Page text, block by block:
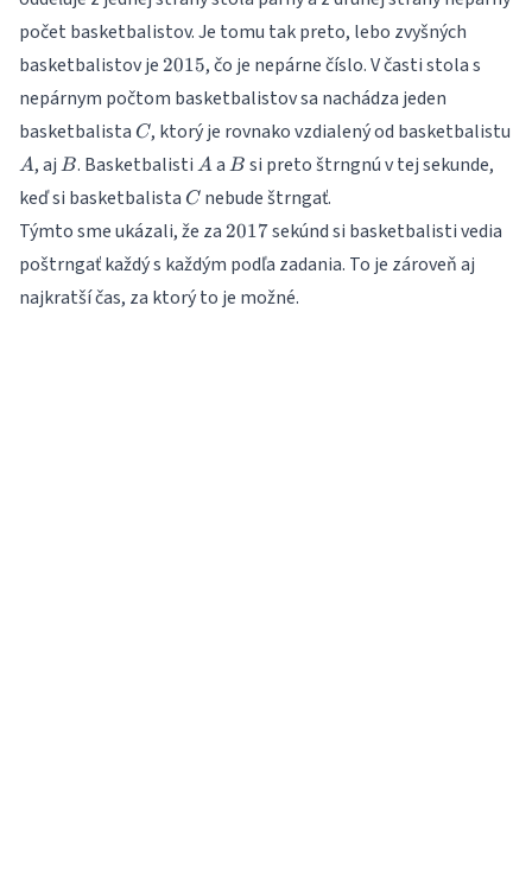
počet basketbalistov. Je tomu tak preto, lebo zvyšných
basketbalistov je 2015
2015, čo je nepárne číslo. V časti stola s
nepárnym počtom basketbalistov sa nachádza jeden
basketbalista C
C, ktorý je rovnako vzdialený od basketbalistu
A
A, aj B
B. Basketbalisti A
Aa B
B si preto štrngnú v tej sekunde,
keď si basketbalista C
C nebude štrngať.
Týmto sme ukázali, že za 2017
2017sekúnd si basketbalisti vedia
poštrngať každý s každým podľa zadania. To je zároveň aj
najkratší čas, za ktorý to je možné.